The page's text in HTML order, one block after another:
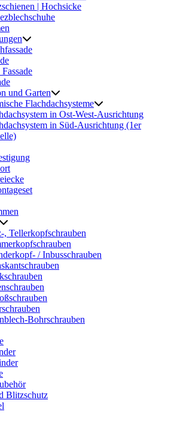
| Hochsicke
und Garten
Flachdachsysteme
in Ost-West-Ausrichtung
in Süd-Ausrichtung (1er
, Tellerkopfschrauben
/ Inbusschrauben
Bohrschrauben
Blitzschutz